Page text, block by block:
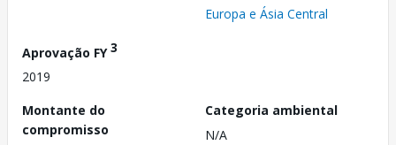
Europa e Ásia Central
Aprovação FY3
2019
Montante do
compromisso
Categoria ambiental
N/A